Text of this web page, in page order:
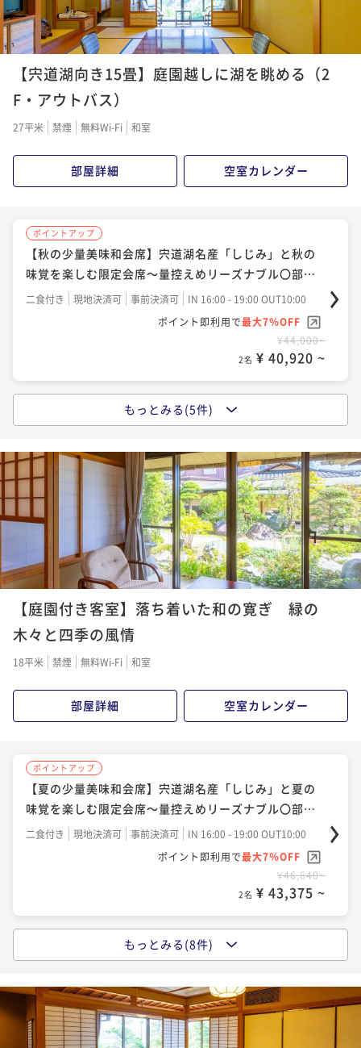
ポイントアップ
【水の都松江の美味〇地物DX会席】料理長厳選、山陰
の美食を地酒と共に楽しむ至福のひととき〇お部屋食
¥42,900~
2名 ¥ 39,897 ~
ポイントアップ
【しまね和牛ー匠会席ー】しゃぶしゃぶ＆ステーキほ
か極上ブランド牛を味わう〇松平閣の最上級会席！部
二食付き 現地決済可 事前決済可
IN 16:00 - 19:00 OUT10:00
ポイント即利用で 最大7％OFF
¥45,320~
2名 ¥ 42,147 ~
【夏の特撰〇プレミアム会席】のどぐろ・しまね和
食
現地決済可 事前決済可
IN 16:00 - 19:00 OUT10:00
ポイント即利用で最大7％OFF
¥52,580~
2名 ¥ 48,899 ~
ポイントアップ
【秋の特撰〇プレミアム会席】のどぐろ・しまね和
¥52,580~
2名 ¥ 48,899 ~
ポイントアップ
【スタンダード〇旬替わりの郷土料理和会席】宍道湖
の美景と旬菜美酒に酔いしれる〇お部屋食で心ゆくま
二食付き 現地決済可
¥44,000~
2名 ¥ 40,920 ~
ポイントアップ
【郷土の味覚〇スズキの奉書焼】松江藩ゆかりの歴史
ある一品と郷土料理和会席〇水の都に湧く美肌湯～部
屋食
二食付き 現地決済可 事前決済可
IN 16:00 - 19:00 OUT10:00
ポイント即利用で最大7％OFF
¥47,740~
2名 ¥ 44,398 ~
【夏休み♪みんなで花火】お絵描きうちわと花火プレ
ゼント〇夏の思い出をうちわに描こう♪＜DX会席２食
二食付き 事前決済可
IN 16:00 - 19:00 OUT10:00
ポイント即利用で最大7％OFF
¥51,480~
2名 ¥ 47,876 ~
ポイントアップ
【水の都松江の美味〇地物DX会席】料理長厳選、山陰
の美食を地酒と共に楽しむ至福のひととき〇お部屋食
¥51,480~
2名 ¥ 47,876 ~
ポイントアップ
【しまね和牛ー匠会席ー】しゃぶしゃぶ＆ステーキほ
か極上ブランド牛を味わう〇松平閣の最上級会席！部
二食付き 現地決済可 事前決済可
IN 16:00 - 19:00 OUT10:00
ポイント即利用で 最大7％OFF
¥53,900~
2名 ¥ 50,127 ~
【秋の特撰〇プレミアム会席】のどぐろ・しまね和
二食付き 現地決済可 事前決済可
IN 16:00 - 19:00 OUT10:00
ポイント即利用で
【宍道湖向き15畳】庭園越しに湖を眺める（2
F・アウトバス）
27平米 禁煙 無料Wi-Fi 和室
部屋詳細 空室カレンダー
ポイントアップ
【秋の少量美味和会席】宍道湖名産「しじみ」と秋の
味覚を楽しむ限定会席～量控えめリーズナブル〇部屋
食
二食付き 現地決済可 事前決済可
IN 16:00 - 19:00 OUT10:00
ポイント即利用で最大7％OFF
¥44,000~
2名 ¥ 40,920 ~
【スタンダード〇旬替わりの郷土料理和会席】宍道湖
の美景と旬菜美酒に酔いしれる〇お部屋食で心ゆくま
二食付き 事前決済可
IN 16:00 - 19:00 OUT10:00
ポイント即利用で最大7％OFF
¥44,000~
2名 ¥ 40,920 ~
ポイントアップ
【郷土の味覚〇スズキの奉書焼】松江藩ゆかりの歴史
ある一品と郷土料理和会席〇水の都に湧く美肌湯～部
二食付き 現地決済可
¥47,740~
2名 ¥ 44,398 ~
ポイントアップ
【水の都松江の美味〇地物DX会席】料理長厳選、山陰
の美食を地酒と共に楽しむ至福のひととき〇お部屋食
二食付き 現地決済可 事前決済可
IN 16:00 - 19:00 OUT10:00
ポイント即利用で最大7％OFF
¥51,480~
2名 ¥ 47,876 ~
【しまね和牛ー匠会席ー】しゃぶしゃぶ＆ステーキほ
か極上ブランド牛を味わう〇松平閣の最上級会席！部
屋食
二食付き 現地決済可 事前決済可
IN 16:00 - 19:00 OUT10:00
ポイント即利用で
もっとみる(5件)
【庭園付き客室】落ち着いた和の寛ぎ 緑の
木々と四季の風情
18平米 禁煙 無料Wi-Fi 和室
部屋詳細 空室カレンダー
ポイントアップ
【夏の少量美味和会席】宍道湖名産「しじみ」と夏の
味覚を楽しむ限定会席～量控えめリーズナブル〇部屋
食
二食付き 現地決済可 事前決済可
IN 16:00 - 19:00 OUT10:00
ポイント即利用で最大7％OFF
¥46,640~
2名 ¥ 43,375 ~
【秋の少量美味和会席】宍道湖名産「しじみ」と秋の
味覚を楽しむ限定会席～量控えめリーズナブル〇部屋
食
二食付き 現地決済可 事前決済可
IN 16:00 - 19:00 OUT10:00
ポイント即利用で
もっとみる(8件)